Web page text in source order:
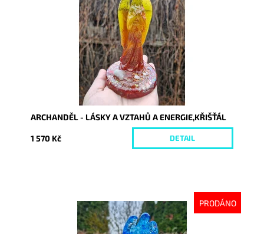
10419
ARCHANDĚL - LÁSKY A VZTAHŮ A ENERGIE,KŘIŠŤÁL
1 570 Kč DETAIL
PRODÁNO
Vyprodáno